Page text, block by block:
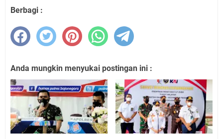
Berbagi :
Anda mungkin menyukai postingan ini :